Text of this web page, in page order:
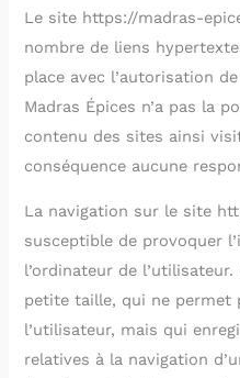
Le site https://madras-
nombre de liens
place avec l’autorisation
Madras Épices n’a pas la
contenu des sites ainsi
conséquence aucune
La navigation sur le site
susceptible de provoquer
l’ordinateur de
petite taille, qui ne permet
l’utilisateur, mais qui
relatives à la navigation